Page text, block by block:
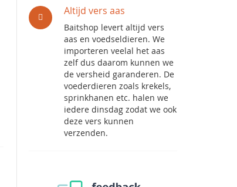
Altijd vers aas
Baitshop levert altijd vers
aas en voedseldieren. We
importeren veelal het aas
zelf dus daarom kunnen we
de versheid garanderen. De
voederdieren zoals krekels,
sprinkhanen etc. halen we
iedere dinsdag zodat we ook
deze vers kunnen
verzenden.